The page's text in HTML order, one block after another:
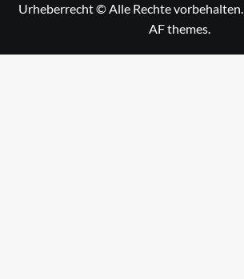
Urheberrecht © Alle Rechte vorbehalten.
AF themes.